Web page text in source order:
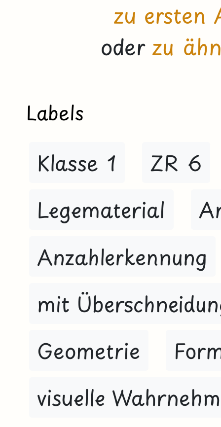
zu ersten
oder zu
Labels
Klasse 1
ZR 6
Legematerial
Anzahlerkennung
mit
Geometrie
visuelle